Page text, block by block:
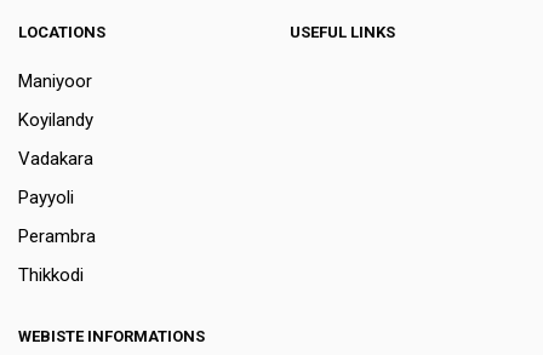
LOCATIONS
Maniyoor
Koyilandy
Vadakara
Payyoli
Perambra
Thikkodi
USEFUL LINKS
WEBISTE INFORMATIONS